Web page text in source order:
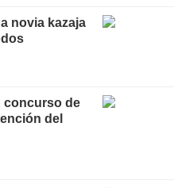
novia kazaja
concurso de
del